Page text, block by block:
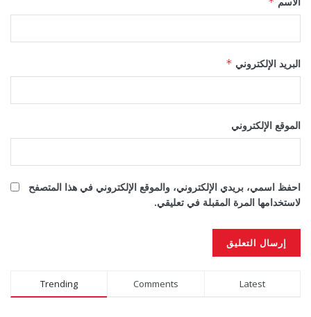
البريد الإلكتروني *
الموقع الإلكتروني
احفظ اسمي، بريدي الإلكتروني، والموقع الإلكتروني في هذا المتصفح
لاستخدامها المرة المقبلة في تعليقي.
Trending Comments Latest